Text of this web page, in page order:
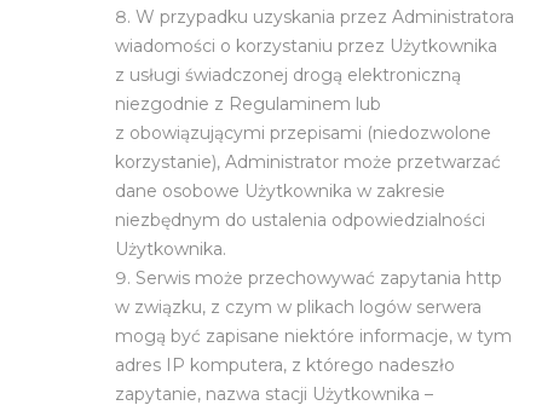
W przypadku uzyskania przez Administratora
wiadomości o korzystaniu przez Użytkownika
z usługi świadczonej drogą elektroniczną
niezgodnie z Regulaminem lub
z obowiązującymi przepisami (niedozwolone
korzystanie), Administrator może przetwarzać
dane osobowe Użytkownika w zakresie
niezbędnym do ustalenia odpowiedzialności
Użytkownika.
Serwis może przechowywać zapytania http
w związku, z czym w plikach logów serwera
mogą być zapisane niektóre informacje, w tym
adres IP komputera, z którego nadeszło
zapytanie, nazwa stacji Użytkownika –